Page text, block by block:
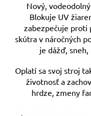
Nový,
Blokuje UV
zabezpečuje proti
skútra v náročných
je dážď,
Oplatí sa svoj stroj
životnosť a
hrdze, zmeny